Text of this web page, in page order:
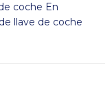
coche En
llave de coche